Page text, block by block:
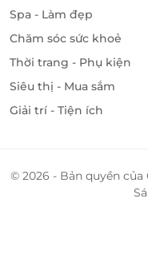
Spa - Làm đẹp
Chăm sóc sức khoẻ
Thời trang - Phụ kiện
Siêu thị - Mua sắm
Giải trí - Tiện ích
© 2026 - Bản quyền